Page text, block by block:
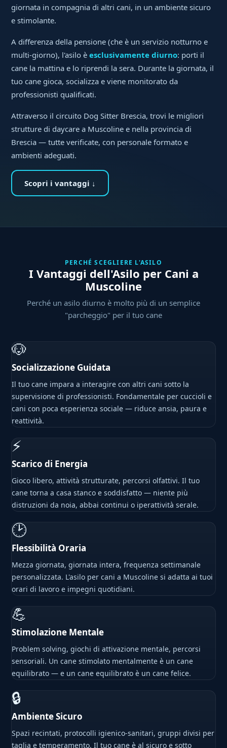
giornata in compagnia di altri cani, in un ambiente sicuro
e stimolante.
A differenza della pensione (che è un servizio notturno e
multi-giorno), l'asilo èesclusivamente diurno: porti il
cane la mattina e lo riprendi la sera. Durante la giornata, il
tuo cane gioca, socializza e viene monitorato da
professionisti qualificati.
Attraverso il circuito Dog Sitter Brescia, trovi le migliori
strutture di daycare a Muscoline e nella provincia di
Brescia — tutte verificate, con personale formato e
ambienti adeguati.
Scopri i vantaggi ↓
PERCHÉ SCEGLIERE L'ASILO
I Vantaggi dell'Asilo per Cani a
Muscoline
Perché un asilo diurno è molto più di un semplice
"parcheggio" per il tuo cane
🐶
Socializzazione Guidata
Il tuo cane impara a interagire con altri cani sotto la
supervisione di professionisti. Fondamentale per cuccioli e
cani con poca esperienza sociale — riduce ansia, paura e
reattività.
⚡
Scarico di Energia
Gioco libero, attività strutturate, percorsi olfattivi. Il tuo
cane torna a casa stanco e soddisfatto — niente più
distruzioni da noia, abbai continui o iperattività serale.
🕑
Flessibilità Oraria
Mezza giornata, giornata intera, frequenza settimanale
personalizzata. L'asilo per cani a Muscoline si adatta ai tuoi
orari di lavoro e impegni quotidiani.
💪
Stimolazione Mentale
Problem solving, giochi di attivazione mentale, percorsi
sensoriali. Un cane stimolato mentalmente è un cane
equilibrato — e un cane equilibrato è un cane felice.
🔒
Ambiente Sicuro
Spazi recintati, protocolli igienico-sanitari, gruppi divisi per
taglia e temperamento. Il tuo cane è al sicuro e sotto